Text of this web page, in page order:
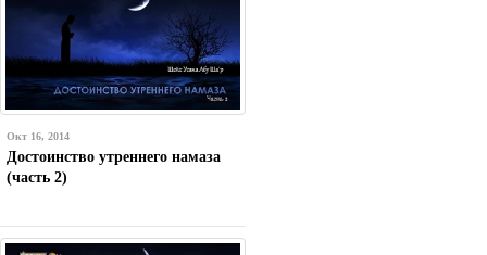
Окт 16, 2014
Достоинство утреннего намаза
(часть 2)